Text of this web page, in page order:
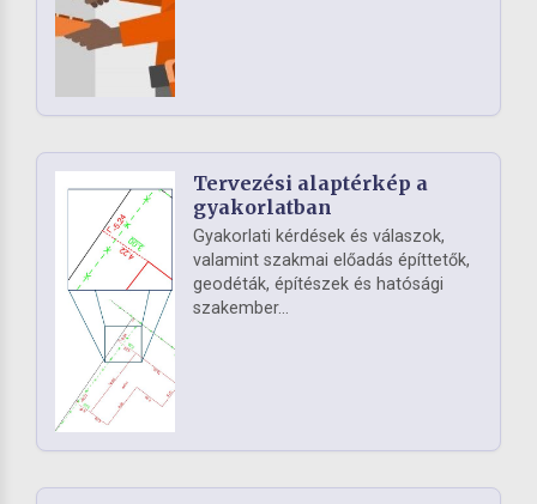
Tervezési alaptérkép a
gyakorlatban
Gyakorlati kérdések és válaszok,
valamint szakmai előadás építtetők,
geodéták, építészek és hatósági
szakember...